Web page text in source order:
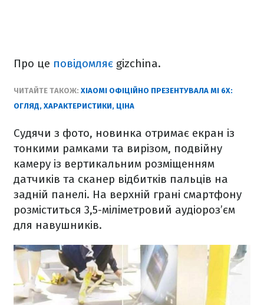
Про це повідомляє gizchina.
ЧИТАЙТЕ ТАКОЖ: XIAOMI ОФІЦІЙНО ПРЕЗЕНТУВАЛА MI 6X:
ОГЛЯД, ХАРАКТЕРИСТИКИ, ЦІНА
Судячи з фото, новинка отримає екран із
тонкими рамками та вирізом, подвійну
камеру із вертикальним розміщенням
датчиків та сканер відбитків пальців на
задній панелі. На верхній грані смартфону
розміститься 3,5-міліметровий аудіороз’єм
для навушників.